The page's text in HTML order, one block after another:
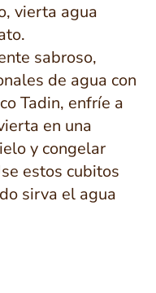
vierta agua
sabroso,
de agua con
Tadin, enfríe a
en una
y congelar
estos cubitos
sirva el agua